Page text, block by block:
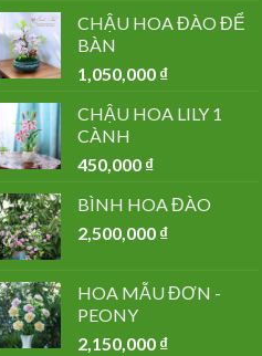
CHẬU HOA ĐÀO ĐỂ
BÀN
1,050,000 ₫
CHẬU HOA LILY 1
CÀNH
450,000 ₫
BÌNH HOA ĐÀO
2,500,000 ₫
HOA MẪU ĐƠN -
PEONY
2,150,000 ₫